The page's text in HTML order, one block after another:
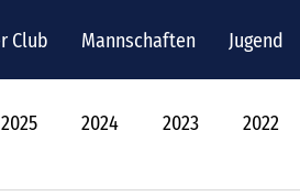
Club Mannschaften Jugend
2025 2024 2023 2022